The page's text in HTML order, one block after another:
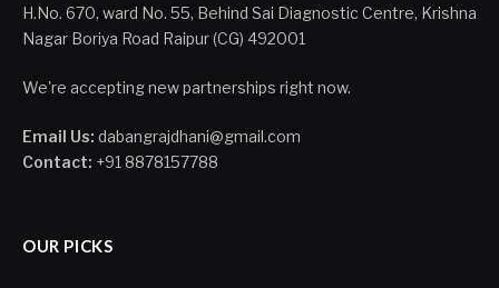
H.No. 670, ward No. 55, Behind Sai Diagnostic Centre, Krishna
Nagar Boriya Road Raipur (CG) 492001
We're accepting new partnerships right now.
Email Us: dabangrajdhani@gmail.com
Contact: +91 8878157788
OUR PICKS